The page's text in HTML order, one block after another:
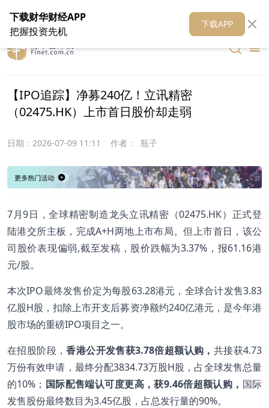
在线客服 关于我们 财华媒体矩阵 财华智库
【IPO追踪】净募240亿！立讯精密
（02475.HK）上市首日股价却走弱
日期： 2026-07-09 11:11 作者： 瓶子
7月9日，全球精密制造龙头立讯精密（02475.HK）正式登
陆港交所主板，完成A+H两地上市布局。但上市首日，该公
司股价表现偏弱,截至发稿，股价跌幅为3.37%，报61.16港
元/股。
本次IPO最终发售价定为每股63.28港元，全球合计发售3.83
亿股H股，扣除上市开支后募资净额约240亿港元，是今年港
股市场的重磅IPO项目之一。
在招股阶段，香港公开发售获3.78倍超额认购， 共接获4.73
万份有效申请，最终分配3834.73万股H股，占全球发售总量
的10%； 国际配售端认可度更高，获9.46倍超额认购， 国际
发售股份最终数目为3.45亿股，占总发行量的90%。
下载财华财经APP
把握投资先机
下载APP